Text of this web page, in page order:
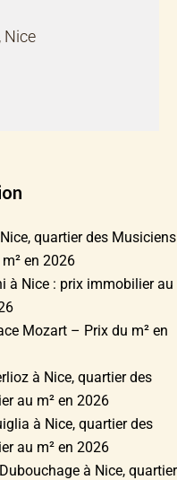
Nice
quartier des Musiciens
en 2026
à Nice : prix immobilier au
Mozart – Prix du m² en
à Nice, quartier des
au m² en 2026
à Nice, quartier des
au m² en 2026
à Nice, quartier